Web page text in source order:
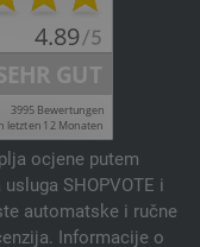
ocjene putem
SHOPVOTE i
automatske i ručne
Informacije o